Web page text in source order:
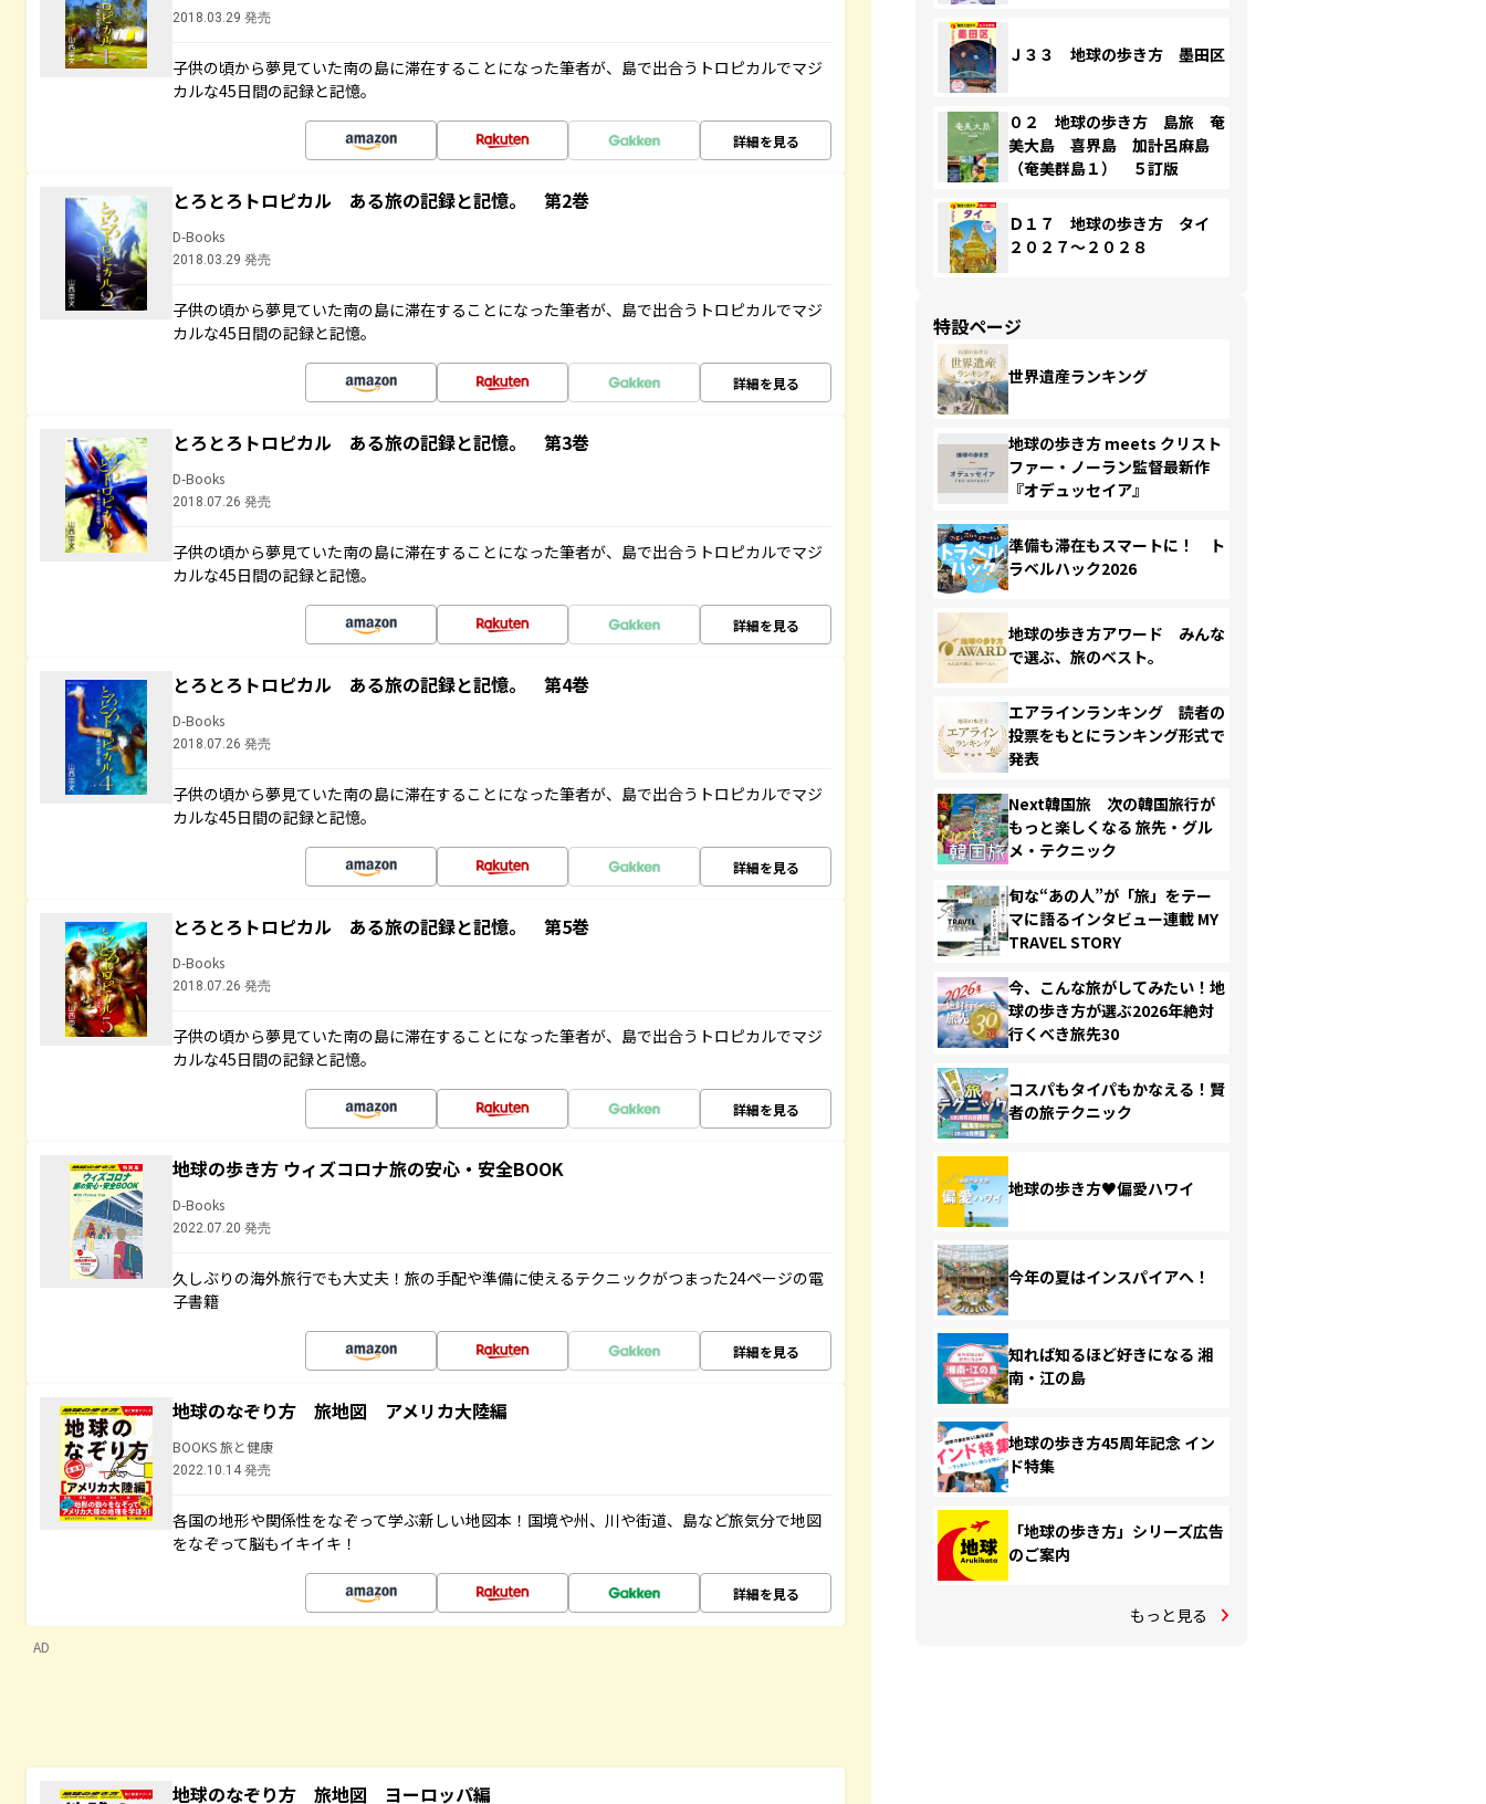
2018.03.29 発売
子供の頃から夢見ていた南の島に滞在することになった筆者が、島で出合うトロピカルでマジ
カルな45日間の記録と記憶。
詳細を見る
とろとろトロピカル ある旅の記録と記憶。 第2巻
D-Books
2018.03.29 発売
子供の頃から夢見ていた南の島に滞在することになった筆者が、島で出合うトロピカルでマジ
カルな45日間の記録と記憶。
詳細を見る
とろとろトロピカル ある旅の記録と記憶。 第3巻
D-Books
2018.07.26 発売
子供の頃から夢見ていた南の島に滞在することになった筆者が、島で出合うトロピカルでマジ
カルな45日間の記録と記憶。
詳細を見る
とろとろトロピカル ある旅の記録と記憶。 第4巻
D-Books
2018.07.26 発売
子供の頃から夢見ていた南の島に滞在することになった筆者が、島で出合うトロピカルでマジ
カルな45日間の記録と記憶。
詳細を見る
とろとろトロピカル ある旅の記録と記憶。 第5巻
D-Books
2018.07.26 発売
子供の頃から夢見ていた南の島に滞在することになった筆者が、島で出合うトロピカルでマジ
カルな45日間の記録と記憶。
詳細を見る
地球の歩き方 ウィズコロナ旅の安心・安全BOOK
D-Books
2022.07.20 発売
久しぶりの海外旅行でも大丈夫！旅の手配や準備に使えるテクニックがつまった24ページの電
子書籍
詳細を見る
地球のなぞり方 旅地図 アメリカ大陸編
BOOKS 旅と健康
2022.10.14 発売
各国の地形や関係性をなぞって学ぶ新しい地図本！国境や州、川や街道、島など旅気分で地図
をなぞって脳もイキイキ！
詳細を見る
AD
地球のなぞり方 旅地図 ヨーロッパ編
Ｊ３３ 地球の歩き方 墨田区
０２ 地球の歩き方 島旅 奄
美大島 喜界島 加計呂麻島
（奄美群島１） ５訂版
Ｄ１７ 地球の歩き方 タイ
２０２７～２０２８
特設ページ
世界遺産ランキング
地球の歩き方 meets クリスト
ファー・ノーラン監督最新作
『オデュッセイア』
準備も滞在もスマートに！ ト
ラベルハック2026
地球の歩き方アワード みんな
で選ぶ、旅のベスト。
エアラインランキング 読者の
投票をもとにランキング形式で
発表
Next韓国旅 次の韓国旅行が
もっと楽しくなる 旅先・グル
メ・テクニック
旬な“あの人”が「旅」をテー
マに語るインタビュー連載 MY
TRAVEL STORY
今、こんな旅がしてみたい！地
球の歩き方が選ぶ2026年絶対
行くべき旅先30
コスパもタイパもかなえる！賢
者の旅テクニック
地球の歩き方♥偏愛ハワイ
今年の夏はインスパイアへ！
知れば知るほど好きになる 湘
南・江の島
地球の歩き方45周年記念 イン
ド特集
「地球の歩き方」シリーズ広告
のご案内
もっと見る